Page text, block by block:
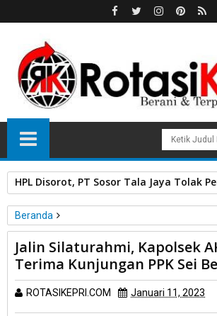
HPL Disorot, PT Sosor Tala Jaya Tolak
Beranda
Unlabelled
Jalin Silaturahmi, Kapolsek AKP Betty Terima
Beduk
Jalin Silaturahmi, Kapolsek
Terima Kunjungan PPK Sei
ROTASIKEPRI.COM Januari 11, 2023